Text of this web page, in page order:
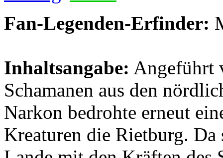
Fan-Legenden-Erfinder:
Inhaltsangabe: Angeführt
Schamanen aus den
Narkon bedrohte erneut
Kreaturen die Rietburg.